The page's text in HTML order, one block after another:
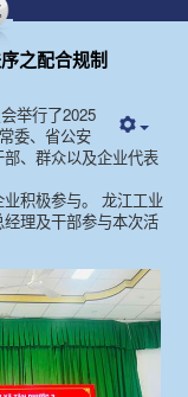
之配合规制
举行了2025
委、省公安
、群众以及企业代表
积极参与。 龙江工业
理及干部参与本次活